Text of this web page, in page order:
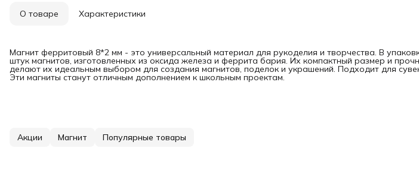
О товаре Характеристики
Магнит ферритовый 8*2 мм - это универсальный материал для рукоделия и творчества. В
штук магнитов, изготовленных из оксида железа и феррита бария. Их компактный размер и
делают их идеальным выбором для создания магнитов, поделок и украшений. Подходит для
Эти магниты станут отличным дополнением к школьным проектам.
Акции Магнит Популярные товары